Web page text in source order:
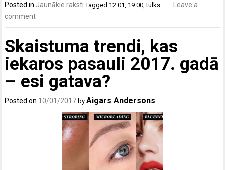
Posted in Jaunākie raksti Tagged 12.01, 19:00,tulks
Leave a
comment
Skaistuma trendi, kas
iekaros pasauli 2017. gadā
– esi gatava?
Posted on 10/01/2017 byAigars Andersons